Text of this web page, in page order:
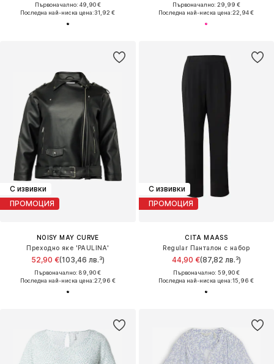
Първоначално: 49,90 €
Последна най-ниска цена:31,92 €
Първоначално: 29,99 €
Последна най-ниска цена:22,94 €
С извивки
ПРОМОЦИЯ
NOISY MAY CURVE
Преходно яке 'PAULINA'
52,90 €(103,46 лв.³)
Първоначално: 89,90 €
Последна най-ниска цена:27,96 €
С извивки
ПРОМОЦИЯ
CITA MAASS
Regular Панталон с набор
44,90 €(87,82 лв.³)
Първоначално: 59,90 €
Последна най-ниска цена:15,96 €